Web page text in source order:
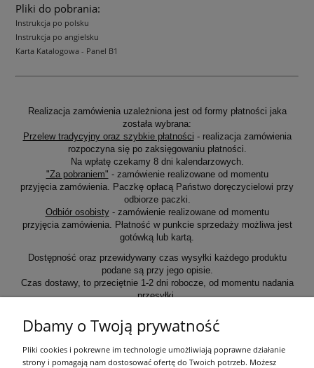
Pliki do pobrania:
Instrukcja po polsku
Instrukcja po angielsku
Karta Katalogowa - Panel B1
Realizacja zamówienia uzależniona jest od formy płatności jaka
została wybrana:
Przelew tradycyjny oraz szybkie płatności - realizacja zamówienia
rozpoczyna się po zaksięgowaniu płatności.
Na wpłatę czekamy 8 dni kalendarzowych.
"Za pobraniem" - zamówienie realizowane od momentu
przyjęcia zamówienia. Paczkę opłacą Państwo doręczycielowi przy
odbiorze paczki.
Odbiór osobisty- zamówienie realizowane od momentu
przyjęcia zamówienia. Płatność w punkcie sprzedaży możliwa jest
gotówką lub kartą.
Dostępność oraz przewidywany czas wysyłki każdego produktu
podane są przy jego opisie.
Czas dostawy, to przeciętnie 1-2 dni robocze, od momentu nadania
przesyłki.
Informacje ogólne
Dbamy o Twoją prywatność
Pliki cookies i pokrewne im technologie umożliwiają poprawne działanie
strony i pomagają nam dostosować ofertę do Twoich potrzeb. Możesz